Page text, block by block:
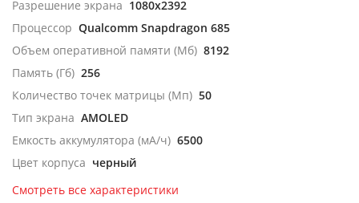
Разрешение экрана 1080x2392
Процессор Qualcomm Snapdragon 685
Объем оперативной памяти (Мб) 8192
Память (Гб) 256
Количество точек матрицы (Мп) 50
Тип экрана AMOLED
Емкость аккумулятора (мА/ч) 6500
Цвет корпуса черный
Смотреть все характеристики